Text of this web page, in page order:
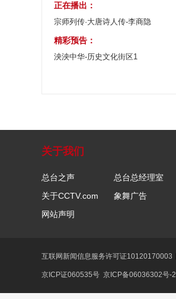
正在播出：
宗师列传·大唐诗人传-李商隐
精彩预告：
泱泱中华-历史文化街区1
关于我们
总台之声
总台总经理室
关于CCTV.com
象舞广告
网站声明
互联网新闻信息服务许可证10120170003
京ICP证060535号 京ICP备06036302号-2